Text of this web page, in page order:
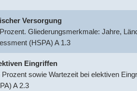
Versorgung
Gliederungsmerkmale: Jahre,
(HSPA) A 1.3
Eingriffen
sowie Wartezeit bei elektiven
A 2.3